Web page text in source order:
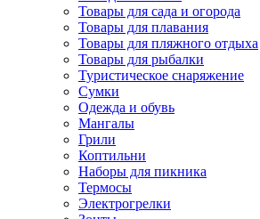
Товары для сада и огорода
Товары для плавания
Товары для пляжного отдыха
Товары для рыбалки
Туристическое снаряжение
Сумки
Одежда и обувь
Мангалы
Грили
Коптильни
Наборы для пикника
Термосы
Электрогрелки